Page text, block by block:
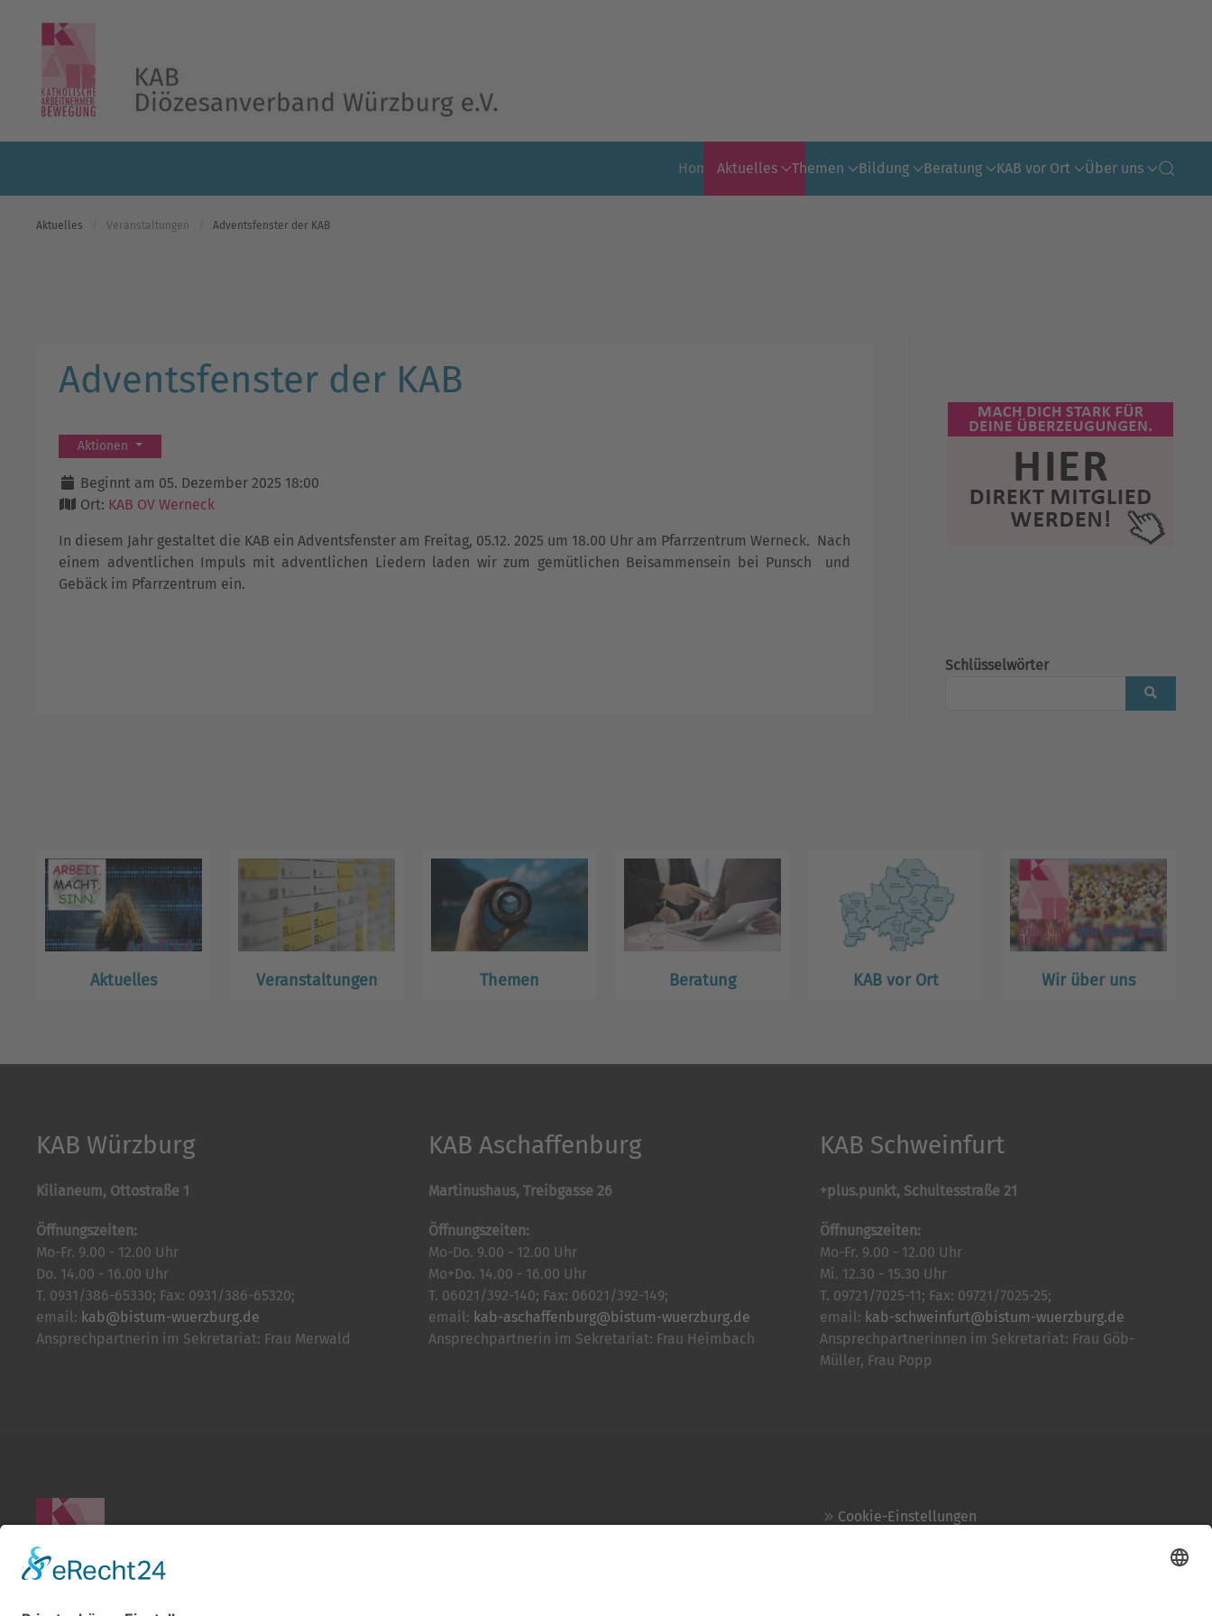
Skip to main content
Home Aktuelles Themen Bildung Beratung KAB vor Ort Über uns
Aktuelles Veranstaltungen Adventsfenster der KAB
Adventsfenster der KAB
Aktionen
Beginnt am 05. Dezember 2025 18:00
Ort: KAB OV Werneck
In diesem Jahr gestaltet die KAB ein Adventsfenster am Freitag, 05.12. 2025 um 18.00 Uhr am Pfarrzentrum Werneck. Nach
einem adventlichen Impuls mit adventlichen Liedern laden wir zum gemütlichen Beisammensein bei Punsch und
Gebäck im Pfarrzentrum ein.
Schlüsselwörter
Aktuelles Veranstaltungen Themen Beratung KAB vor Ort Wir über uns
KAB Würzburg
Kilianeum, Ottostraße 1
Öffnungszeiten:
Mo-Fr. 9.00 - 12.00 Uhr
Do. 14.00 - 16.00 Uhr
T. 0931/386-65330; Fax: 0931/386-65320;
email: kab@bistum-wuerzburg.de
Ansprechpartnerin im Sekretariat: Frau Merwald
KAB Aschaffenburg
Martinushaus, Treibgasse 26
Öffnungszeiten:
Mo-Do. 9.00 - 12.00 Uhr
Mo+Do. 14.00 - 16.00 Uhr
T. 06021/392-140; Fax: 06021/392-149;
email: kab-aschaffenburg@bistum-wuerzburg.de
Ansprechpartnerin im Sekretariat: Frau Heimbach
KAB Schweinfurt
+plus.punkt, Schultesstraße 21
Öffnungszeiten:
Mo-Fr. 9.00 - 12.00 Uhr
Mi. 12.30 - 15.30 Uhr
T. 09721/7025-11; Fax: 09721/7025-25;
email: kab-schweinfurt@bistum-wuerzburg.de
Ansprechpartnerinnen im Sekretariat: Frau Göb-
Müller, Frau Popp
Cookie-Einstellungen